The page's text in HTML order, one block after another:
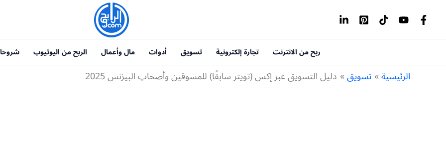
المحتوى
ربح من الانترنت تجارة إلكترونية تسويق أدوات مال وأعمال الربح من اليوتيوب
الرئيسية تسويق دليل التسويق عبر إكس (تويتر سابقًا) للمسوقين وأصحاب البيزنس 2025